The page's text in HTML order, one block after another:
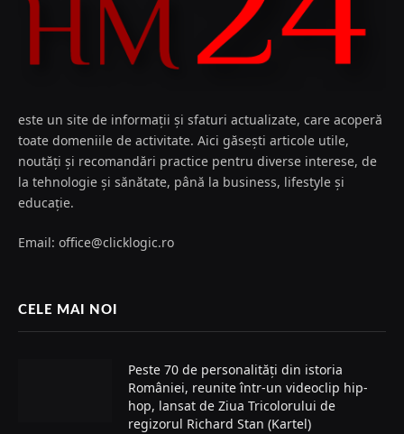
este un site de informații și sfaturi actualizate, care acoperă
toate domeniile de activitate. Aici găsești articole utile,
noutăți și recomandări practice pentru diverse interese, de
la tehnologie și sănătate, până la business, lifestyle și
educație.
Email: office@clicklogic.ro
CELE MAI NOI
Peste 70 de personalități din istoria
României, reunite într-un videoclip hip-
hop, lansat de Ziua Tricolorului de
regizorul Richard Stan (Kartel)